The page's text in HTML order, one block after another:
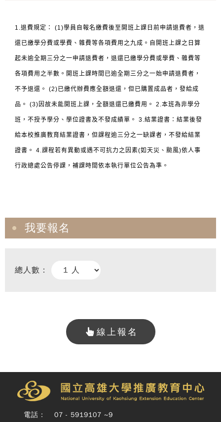
1.退費規定： (1)學員自報名繳費後至開班上課日前申請退費者，退
還已繳學分費或學費、雜費等各項費用之九成。自開班上課之日算
起未逾全期三分之一申請退費者，退還已繳學分費或學費、雜費等
各項費用之半數。開班上課時間已逾全期三分之一始申請退費者，
不予退還。 (2)已繳代辦費應全額退還，但已購置成品者，發給成
品。 (3)因故未能開班上課，全額退還已繳費用。 2.本班為非學分
班，不授予學分、學位證書及不發成績單。 3.結業證書：結業後發
給本校推廣教育結業證書，但課程逾三分之一缺課者，不發給結業
證書。 4.課程若有異動或遇不可抗力之因素(如天災、颱風)依人事
行政總處公告停課，補課時間依本執行單位公告為準。
我要報名
總人數：
線上報名
電話： 07 - 5919107 ~9